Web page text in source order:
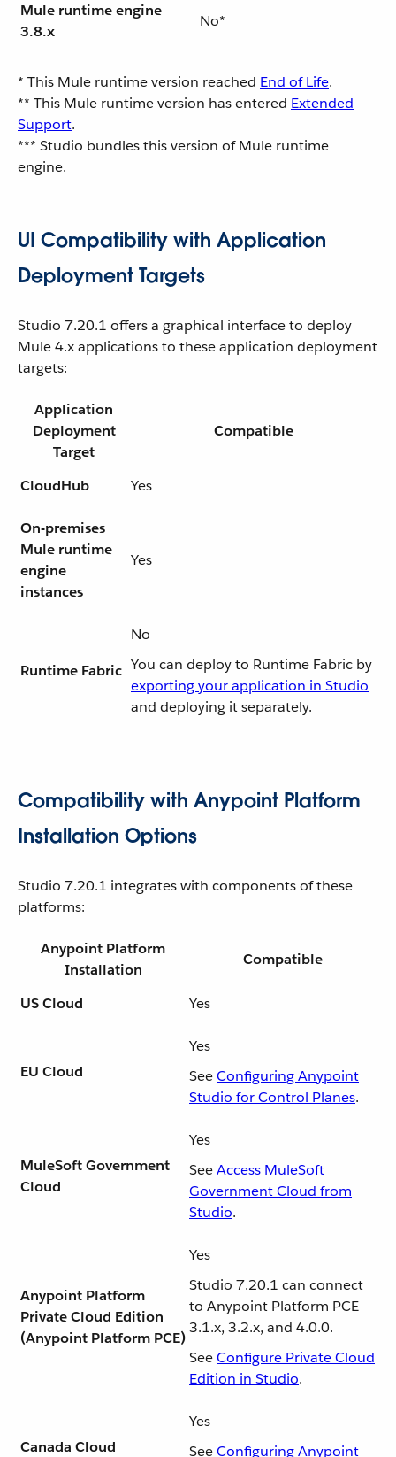
Mule runtime engine
3.8.x
No*
* This Mule runtime version reached End of Life.
** This Mule runtime version has entered Extended
Support.
*** Studio bundles this version of Mule runtime
engine.
UI Compatibility with Application
Deployment Targets
Studio 7.20.1 offers a graphical interface to deploy
Mule 4.x applications to these application deployment
targets:
Application
Deployment
Target
Compatible
CloudHub Yes
On-premises
Mule runtime
engine
instances
Yes
Runtime Fabric
No
You can deploy to Runtime Fabric by
exporting your application in Studio
and deploying it separately.
Compatibility with Anypoint Platform
Installation Options
Studio 7.20.1 integrates with components of these
platforms:
Anypoint Platform
Installation
Compatible
US Cloud Yes
EU Cloud
Yes
SeeConfiguring Anypoint
Studio for Control Planes.
MuleSoft Government
Cloud
Yes
SeeAccess MuleSoft
Government Cloud from
Studio.
Anypoint Platform
Private Cloud Edition
(Anypoint Platform PCE)
Yes
Studio 7.20.1 can connect
to Anypoint Platform PCE
3.1.x, 3.2.x, and 4.0.0.
SeeConfigure Private Cloud
Edition in Studio.
Canada Cloud
Yes
SeeConfiguring Anypoint